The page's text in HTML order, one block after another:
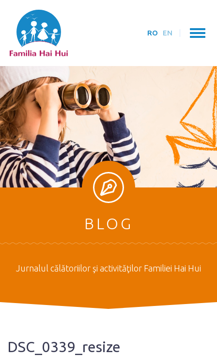
RO EN
BLOG
Jurnalul călătoriilor şi activităţilor Familiei Hai Hui
DSC_0339_resize